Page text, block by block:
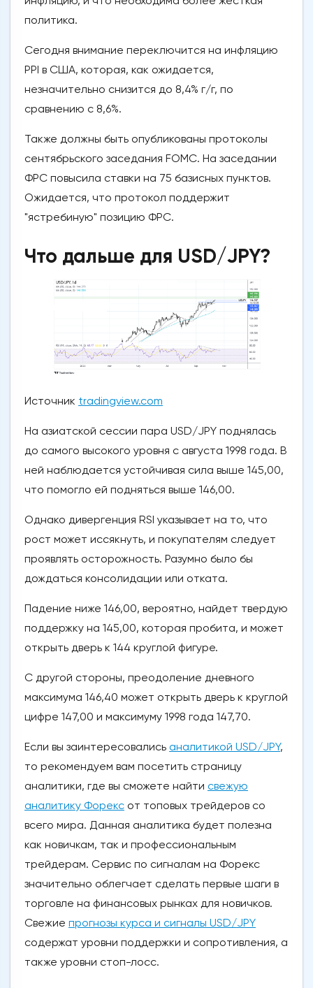
политика.
Сегодня внимание переключится на инфляцию
PPI в США, которая, как ожидается,
незначительно снизится до 8,4% г/г, по
сравнению с 8,6%.
Также должны быть опубликованы протоколы
сентябрьского заседания FOMC. На заседании
ФРС повысила ставки на 75 базисных пунктов.
Ожидается, что протокол поддержит
"ястребиную" позицию ФРС.
Что дальше для USD/JPY?
Источник tradingview.com
На азиатской сессии пара USD/JPY поднялась
до самого высокого уровня с августа 1998 года. В
ней наблюдается устойчивая сила выше 145,00,
что помогло ей подняться выше 146,00.
Однако дивергенция RSI указывает на то, что
рост может иссякнуть, и покупателям следует
проявлять осторожность. Разумно было бы
дождаться консолидации или отката.
Падение ниже 146,00, вероятно, найдет твердую
поддержку на 145,00, которая пробита, и может
открыть дверь к 144 круглой фигуре.
С другой стороны, преодоление дневного
максимума 146,40 может открыть дверь к круглой
цифре 147,00 и максимуму 1998 года 147,70.
Если вы заинтересовались аналитикой USD/JPY,
то рекомендуем вам посетить страницу
аналитики, где вы сможете найти свежую
аналитику Форекс от топовых трейдеров со
всего мира. Данная аналитика будет полезна
как новичкам, так и профессиональным
трейдерам. Сервис по сигналам на Форекс
значительно облегчает сделать первые шаги в
торговле на финансовых рынках для новичков.
Свежие прогнозы курса и сигналы USD/JPY
содержат уровни поддержки и сопротивления, а
также уровни стоп-лосс.